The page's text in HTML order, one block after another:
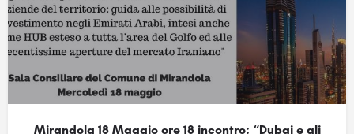
Mirandola 18 Maggio ore 18 incontro: “Dubai e gli